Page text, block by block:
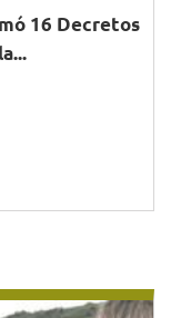
16 Decretos